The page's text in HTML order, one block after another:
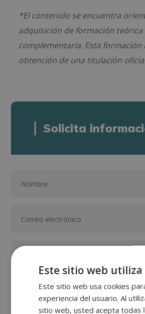
*El contenido se encuentra
adquisición de formación teórica
complementaria. Esta formación
obtención de una titulación
Solicita
Este sitio web utiliza
Este sitio web usa cookies
experiencia del usuario. Al
sitio web, usted acepta todas